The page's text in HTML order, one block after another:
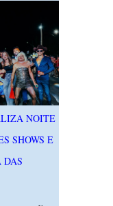
deixou
ferida
118,
a Polícia
em sentidos
Regional
em
confirmar a
está em
NOITE
SHOWS E